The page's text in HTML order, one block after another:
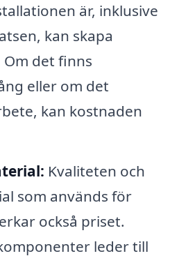
är, inklusive
kan skapa
det finns
eller om det
kan kostnaden
Kvaliteten och
som används för
också priset.
leder till